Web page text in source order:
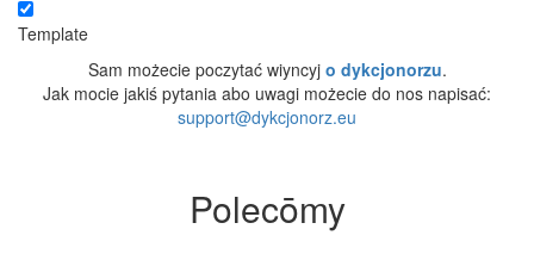
Template
Sam możecie poczytać wiyncyj o dykcjonorzu.
Jak mocie jakiś pytania abo uwagi możecie do nos napisać:
support@dykcjonorz.eu
Polecōmy